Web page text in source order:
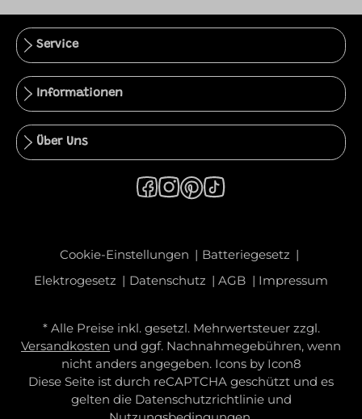
Service
Informationen
Über Uns
Cookie-Einstellungen
Batteriegesetz
Elektrogesetz
Datenschutz AGB Impressum
* Alle Preise inkl. gesetzl. Mehrwertsteuer zzgl.
Versandkosten und ggf. Nachnahmegebühren, wenn
nicht anders angegeben. Icons by Icon8
Diese Seite ist durch reCAPTCHA geschützt und es
gelten die Datenschutzrichtlinieund